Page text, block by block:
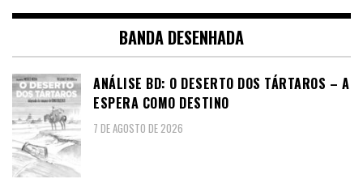
BANDA DESENHADA
ANÁLISE BD: O DESERTO DOS TÁRTAROS – A
ESPERA COMO DESTINO
7 DE AGOSTO DE 2026